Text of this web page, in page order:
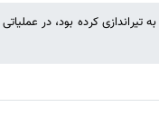
کرده بود، در